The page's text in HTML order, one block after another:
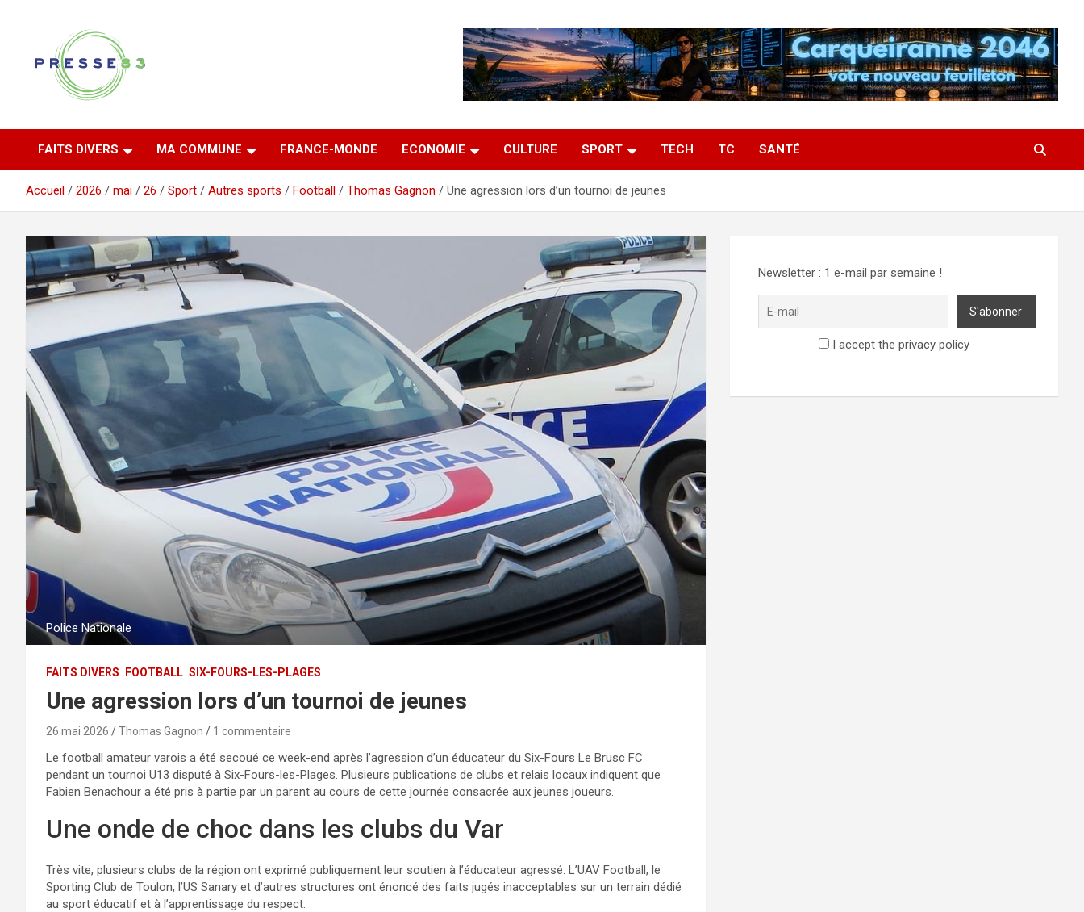
Presse 83
FAITS DIVERS MA COMMUNE FRANCE-MONDE ECONOMIE CULTURE SPORT TECH TC SANTÉ
Accueil 2026 mai 26 Sport Autres sports Football Thomas Gagnon Une agression lors d’un tournoi de jeunes
Police Nationale
FAITS DIVERS FOOTBALL SIX-FOURS-LES-PLAGES
Une agression lors d’un tournoi de jeunes
26 mai 2026 Thomas Gagnon 1 commentaire
Le football amateur varois a été secoué ce week-end après l’agression d’un éducateur du Six-Fours Le Brusc FC
pendant un tournoi U13 disputé à Six-Fours-les-Plages. Plusieurs publications de clubs et relais locaux indiquent que
Fabien Benachour a été pris à partie par un parent au cours de cette journée consacrée aux jeunes joueurs.
Une onde de choc dans les clubs du Var
Très vite, plusieurs clubs de la région ont exprimé publiquement leur soutien à l’éducateur agressé. L’UAV Football, le
Sporting Club de Toulon, l’US Sanary et d’autres structures ont énoncé des faits jugés inacceptables sur un terrain dédié
au sport éducatif et à l’apprentissage du respect.
Newsletter : 1 e-mail par semaine !
I accept the privacy policy